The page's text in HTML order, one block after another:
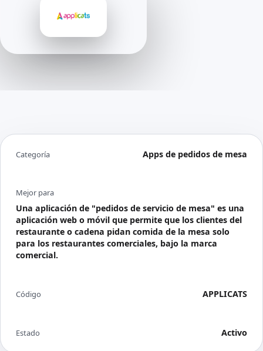
Categoría Apps de pedidos de mesa
Mejor para
Una aplicación de "pedidos de servicio de mesa" es una
aplicación web o móvil que permite que los clientes del
restaurante o cadena pidan comida de la mesa solo
para los restaurantes comerciales, bajo la marca
comercial.
Código APPLICATS
Estado Activo